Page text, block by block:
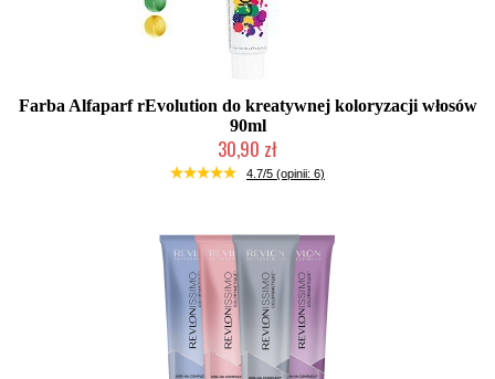
Farba Alfaparf rEvolution do kreatywnej koloryzacji włosów
90ml
30,90 zł
Duża ilość (wysyłka w 24h)
4.7/5 (opinii: 6)